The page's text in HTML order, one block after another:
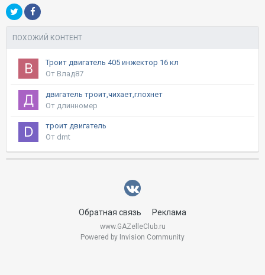
ПОХОЖИЙ КОНТЕНТ
Троит двигатель 405 инжектор 16 кл
От Влад87
двигатель троит,чихает,глохнет
От длинномер
троит двигатель
От dmt
Обратная связь Реклама
www.GAZelleClub.ru
Powered by Invision Community